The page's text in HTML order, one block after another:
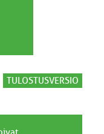
TULOSTUSVERSIO